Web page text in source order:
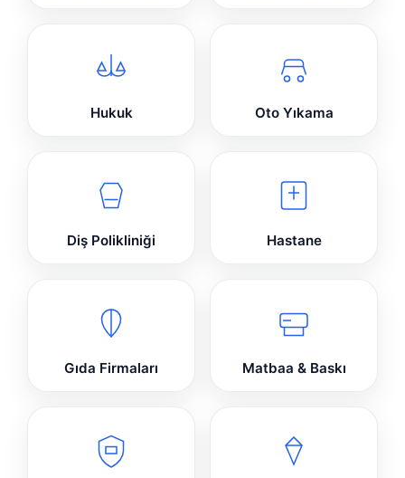
Hukuk Oto Yıkama
Diş Polikliniği Hastane
Gıda Firmaları Matbaa & Baskı